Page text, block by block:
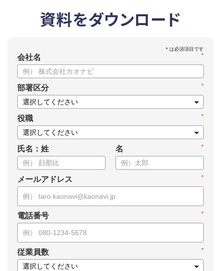
資料をダウンロード
*
会社名
*
部署区分
*
役職
氏名：姓 *
名
*
メールアドレス
*
電話番号
*
従業員数